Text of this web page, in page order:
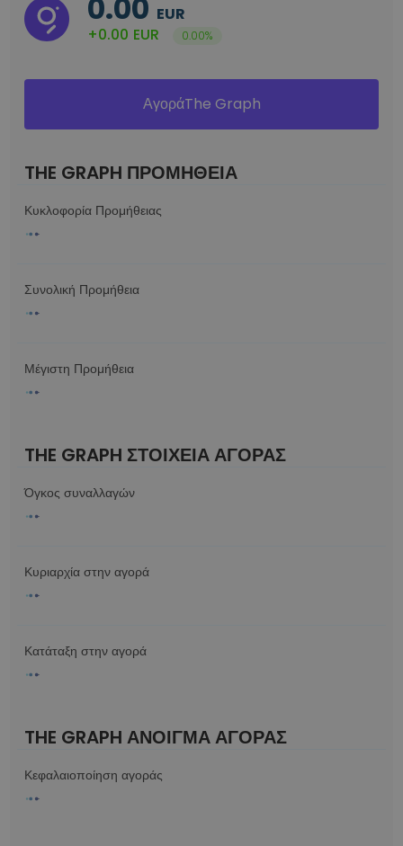
0.00 EUR
+0.00 EUR 0.00%
ΑγοράThe Graph
THE GRAPH ΠΡΟΜΗΘΕΙΑ
Κυκλοφορία Προμήθειας
Συνολική Προμήθεια
Μέγιστη Προμήθεια
THE GRAPH ΣΤΟΙΧΕΙΑ ΑΓΟΡΑΣ
Όγκος συναλλαγών
Κυριαρχία στην αγορά
Κατάταξη στην αγορά
THE GRAPH ΆΝΟΙΓΜΑ ΑΓΟΡΆΣ
Κεφαλαιοποίηση αγοράς